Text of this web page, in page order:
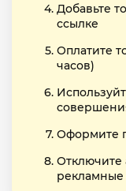
Добавьте
ссылке
Оплатите
часов)
Оформите
рекламные